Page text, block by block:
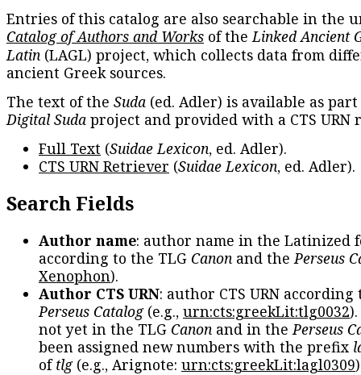
Entries of this catalog are also searchable in the
Catalog of Authors and Works of theLinked Ancient
Latin (LAGL) project, which collects data from
ancient Greek sources.
The text of the Suda (ed. Adler) is available as
Digital Suda project and provided with a CTS URN
Full Text (Suidae Lexicon, ed. Adler).
CTS URN Retriever (Suidae Lexicon, ed. Adler).
Search Fields
Author name: author name in the Latinized
according to the TLG Canon and thePerseus
Xenophon).
Author CTS URN: author CTS URN according
Perseus Catalog(e.g., urn:cts:greekLit:tlg0032
not yet in the TLG Canon and in thePerseus
been assigned new numbers with the prefix
oftlg(e.g., Arignote: urn:cts:greekLit:lagl0309